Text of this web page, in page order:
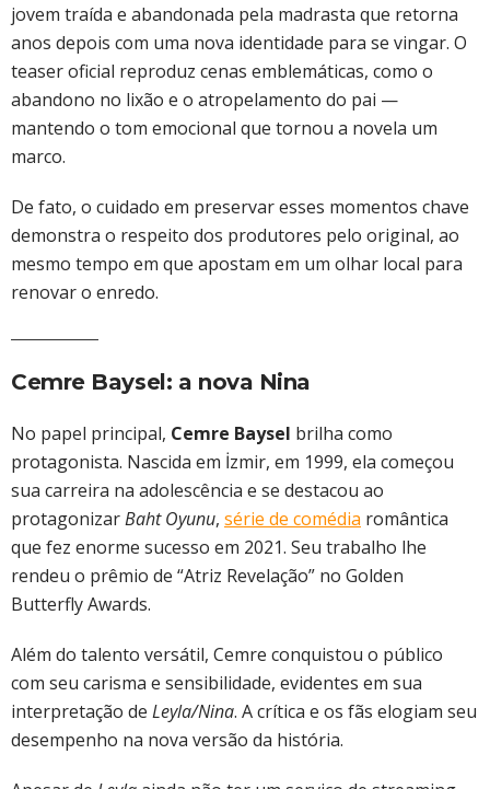
jovem traída e abandonada pela madrasta que retorna
anos depois com uma nova identidade para se vingar. O
teaser oficial reproduz cenas emblemáticas, como o
abandono no lixão e o atropelamento do pai —
mantendo o tom emocional que tornou a novela um
marco.
De fato, o cuidado em preservar esses momentos chave
demonstra o respeito dos produtores pelo original, ao
mesmo tempo em que apostam em um olhar local para
renovar o enredo.
Cemre Baysel: a nova Nina
No papel principal, Cemre Baysel brilha como
protagonista. Nascida em İzmir, em 1999, ela começou
sua carreira na adolescência e se destacou ao
protagonizarBaht Oyunu, série de comédia romântica
que fez enorme sucesso em 2021. Seu trabalho lhe
rendeu o prêmio de “Atriz Revelação” no Golden
Butterfly Awards.
Além do talento versátil, Cemre conquistou o público
com seu carisma e sensibilidade, evidentes em sua
interpretação de Leyla/Nina. A crítica e os fãs elogiam seu
desempenho na nova versão da história.